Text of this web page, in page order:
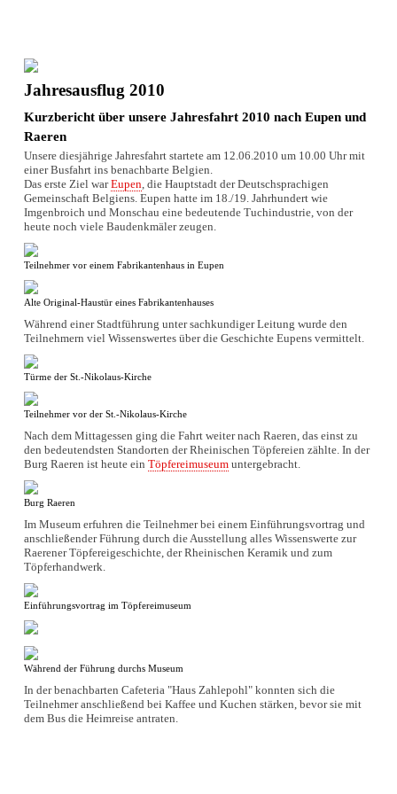
Jahresausflug 2010
Kurzbericht über unsere Jahresfahrt 2010 nach Eupen und
Raeren
Unsere diesjährige Jahresfahrt startete am 12.06.2010 um 10.00 Uhr mit
einer Busfahrt ins benachbarte Belgien.
Das erste Ziel warEupen, die Hauptstadt der Deutschsprachigen
Gemeinschaft Belgiens. Eupen hatte im 18./19. Jahrhundert wie
Imgenbroich und Monschau eine bedeutende Tuchindustrie, von der
heute noch viele Baudenkmäler zeugen.
Teilnehmer vor einem Fabrikantenhaus in Eupen
Alte Original-Haustür eines Fabrikantenhauses
Während einer Stadtführung unter sachkundiger Leitung wurde den
Teilnehmern viel Wissenswertes über die Geschichte Eupens vermittelt.
Türme der St.-Nikolaus-Kirche
Teilnehmer vor der St.-Nikolaus-Kirche
Nach dem Mittagessen ging die Fahrt weiter nach Raeren, das einst zu
den bedeutendsten Standorten der Rheinischen Töpfereien zählte. In der
Burg Raeren ist heute ein Töpfereimuseumuntergebracht.
Burg Raeren
Im Museum erfuhren die Teilnehmer bei einem Einführungsvortrag und
anschließender Führung durch die Ausstellung alles Wissenswerte zur
Raerener Töpfereigeschichte, der Rheinischen Keramik und zum
Töpferhandwerk.
Einführungsvortrag im Töpfereimuseum
Während der Führung durchs Museum
In der benachbarten Cafeteria "Haus Zahlepohl" konnten sich die
Teilnehmer anschließend bei Kaffee und Kuchen stärken, bevor sie mit
dem Bus die Heimreise antraten.